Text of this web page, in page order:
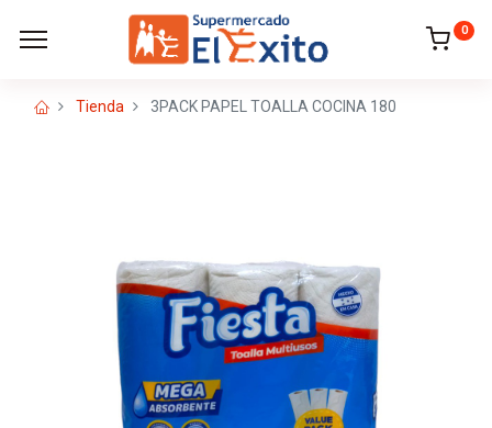
0
Tienda 3PACK PAPEL TOALLA COCINA 180